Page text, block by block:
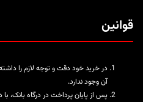
قوانین
در خرید خود دقت و توجه لازم را
آن وجود ندارد.
پس از پایان پرداخت در درگاه بانک،